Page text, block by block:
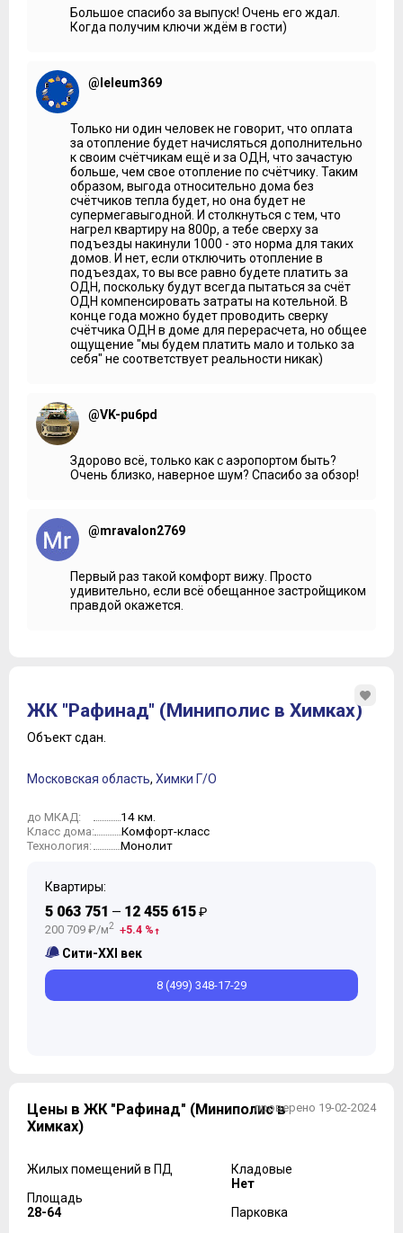
Большое спасибо за выпуск! Очень его ждал.
Когда получим ключи ждём в гости)
@leleum369
Только ни один человек не говорит, что оплата
за отопление будет начисляться дополнительно
к своим счётчикам ещё и за ОДН, что зачастую
больше, чем свое отопление по счётчику. Таким
образом, выгода относительно дома без
счётчиков тепла будет, но она будет не
супермегавыгодной. И столкнуться с тем, что
нагрел квартиру на 800р, а тебе сверху за
подъезды накинули 1000 - это норма для таких
домов. И нет, если отключить отопление в
подъездах, то вы все равно будете платить за
ОДН, поскольку будут всегда пытаться за счёт
ОДН компенсировать затраты на котельной. В
конце года можно будет проводить сверку
счётчика ОДН в доме для перерасчета, но общее
ощущение "мы будем платить мало и только за
себя" не соответствует реальности никак)
@VK-pu6pd
Здорово всё, только как с аэропортом быть?
Очень близко, наверное шум? Спасибо за обзор!
@mravalon2769
Первый раз такой комфорт вижу. Просто
удивительно, если всё обещанное застройщиком
правдой окажется.
ЖК "Рафинад" (Миниполис в Химках)
Объект сдан.
Московская область, Химки Г/О
до МКАД: 14 км.
Класс дома: Комфорт-класс
Технология: Монолит
Квартиры:
5 063 751 — 12 455 615₽
200 709 ₽/м2 5.4 %
Сити-XXI век
8 (499) 348-17-29
проверено 19-02-2024
Цены в ЖК "Рафинад" (Миниполис в
Химках)
Жилых помещений в ПД
Площадь
28-64
Кладовые
Нет
Парковка